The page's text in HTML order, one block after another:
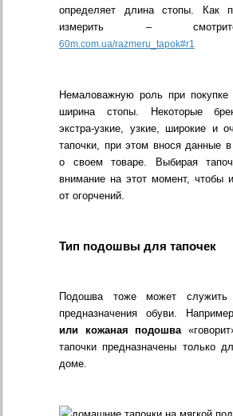
определяет длина стопы. Как
измерить –
60m.com.ua/razmeru_tapok#r1
Немаловажную роль при покупке
ширина стопы. Некоторые
экстра-узкие, узкие, широкие и
тапочки, при этом внося данные
о своем товаре. Выбирая
внимание на этот момент, чтобы
от огорчений.
Тип подошвы для тапочек
Подошва тоже может служить
предназначения обуви.
или кожаная подошва
тапочки предназначены только
доме.